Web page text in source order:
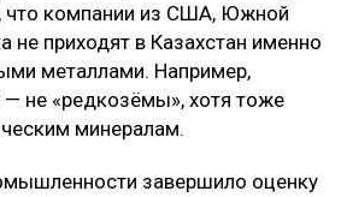
что компании из США, Южной
не приходят в Казахстан именно
металлами. Например,
не «редкозёмы», хотя тоже
минералам.
завершило оценку